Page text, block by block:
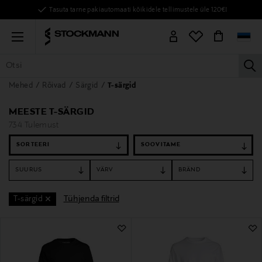
Tasuta tarne pakiautomaati kõikidele tellimustele üle 120€!
Menu
KÕIK TOOTED NAISED MEHED
Mehed Rõivad Särgid T-särgid
MEESTE T-SÄRGID
734 Tulemust
SORTEERI
SUURUS VÄRV BRÄND
T-särgid Tühjenda filtrid